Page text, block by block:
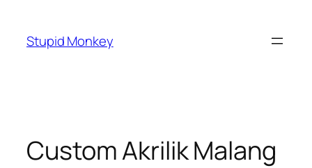
content
Stupid Monkey
Custom Akrilik Malang